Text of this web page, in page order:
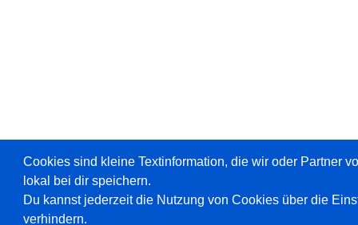
Cookies sind kleine Textinformation, die wir oder Partner
lokal bei dir speichern.
Du kannst jederzeit die Nutzung von Cookies über die
verhindern.